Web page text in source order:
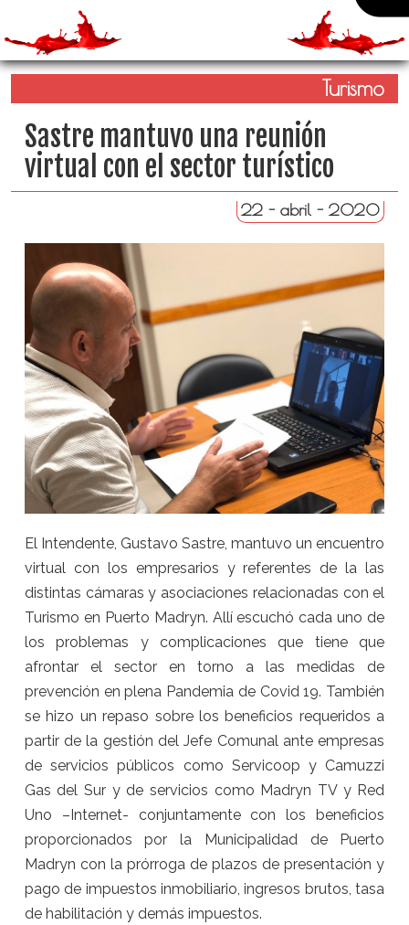
Turismo
Sastre mantuvo una reunión
virtual con el sector turístico
22 - abril - 2020
El Intendente, Gustavo Sastre, mantuvo un encuentro
virtual con los empresarios y referentes de la las
distintas cámaras y asociaciones relacionadas con el
Turismo en Puerto Madryn. Allí escuchó cada uno de
los problemas y complicaciones que tiene que
afrontar el sector en torno a las medidas de
prevención en plena Pandemia de Covid 19. También
se hizo un repaso sobre los beneficios requeridos a
partir de la gestión del Jefe Comunal ante empresas
de servicios públicos como Servicoop y Camuzzi
Gas del Sur y de servicios como Madryn TV y Red
Uno –Internet- conjuntamente con los beneficios
proporcionados por la Municipalidad de Puerto
Madryn con la prórroga de plazos de presentación y
pago de impuestos inmobiliario, ingresos brutos, tasa
de habilitación y demás impuestos.